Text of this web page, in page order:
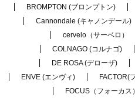
BROMPTON (ブロンプトン)
Cannondale (キャノンデール)
cervelo（サーベロ）
COLNAGO (コルナゴ)
DE ROSA (デローザ)
ENVE (エンヴィ)
FACTOR(
FOCUS（フォーカス）